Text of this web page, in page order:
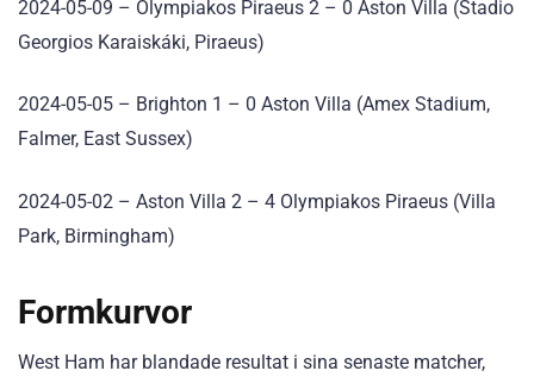
2024-05-09 – Olympiakos Piraeus 2 – 0 Aston Villa (Stadio
Georgios Karaiskáki, Piraeus)
2024-05-05 – Brighton 1 – 0 Aston Villa (Amex Stadium,
Falmer, East Sussex)
2024-05-02 – Aston Villa 2 – 4 Olympiakos Piraeus (Villa
Park, Birmingham)
Formkurvor
West Ham har blandade resultat i sina senaste matcher,